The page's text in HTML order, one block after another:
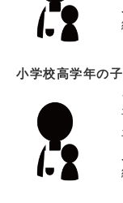
小学校高学年の